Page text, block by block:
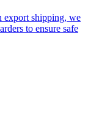
export shipping, we
to ensure safe